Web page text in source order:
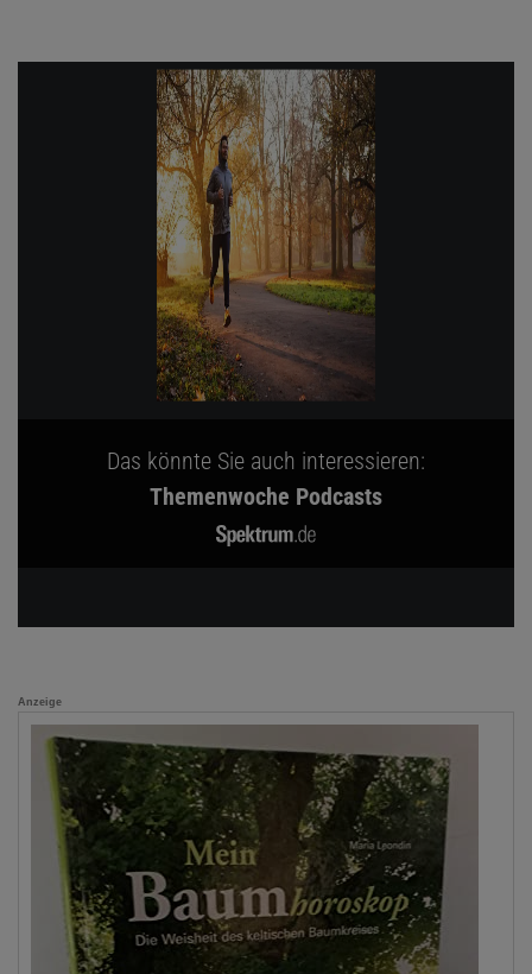
Das könnte Sie auch interessieren:
Themenwoche Podcasts
Anzeige